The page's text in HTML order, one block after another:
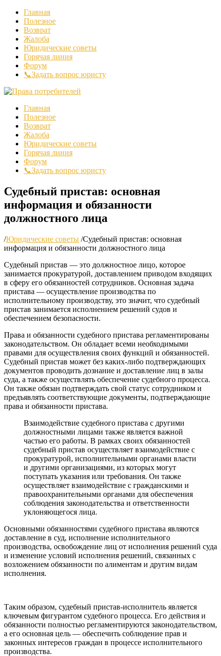
Главная
Полезное
Возврат
Жалоба
Юридические советы
Горячая линия
Форум
📞Задать вопрос юристу
Главная
Полезное
Возврат
Жалоба
Юридические советы
Горячая линия
Форум
📞Задать вопрос юристу
Судебный пристав: основная
информация и обязанности
должностного лица
/Юридические советы /Судебный пристав: основная
информация и обязанности должностного лица
Судебный пристав — это должностное лицо, которое
занимается прокуратурой, доставлением приводом входящих
в сферу его обязанностей сотрудников. Основная задача
пристава — осуществление производства по
исполнительному производству, это значит, что судебный
пристав занимается исполнением решений судов и
обеспечением безопасности.
Права и обязанности судебного пристава регламентированы
законодательством. Он обладает всеми необходимыми
правами для осуществления своих функций и обязанностей.
Судебный пристав может без каких-либо подтверждающих
документов проводить дознание и доставление лиц в залы
суда, а также осуществлять обеспечение судебного процесса.
Он также обязан подтверждать свой статус сотрудником и
предъявлять соответствующие документы, подтверждающие
права и обязанности пристава.
Взаимодействие судебного пристава с другими
должностными лицами также является важной
частью его работы. В рамках своих обязанностей
судебный пристав осуществляет взаимодействие с
прокуратурой, исполнительными органами власти
и другими организациями, из которых могут
поступать указания или требования. Он также
осуществляет взаимодействие с гражданскими и
правоохранительными органами для обеспечения
соблюдения законодательства и ответственности
уклоняющегося лица.
Основными обязанностями судебного пристава являются
доставление в суд, исполнение исполнительного
производства, освобождение лиц от исполнения решений суда
и изменение условий исполнения решений, связанных с
возложением обязанности по алиментам и другим видам
исполнения.
Таким образом, судебный пристав-исполнитель является
ключевым фигурантом судебного процесса. Его действия и
обязанности полностью регламентируются законодательством,
а его основная цель — обеспечить соблюдение прав и
законных интересов граждан в процессе исполнительного
производства.